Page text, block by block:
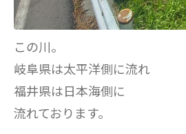
この川。
岐阜県は太平洋側に流れ
福井県は日本海側に
流れております。